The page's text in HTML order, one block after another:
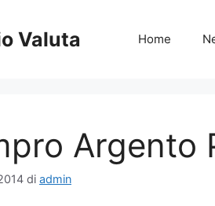
Valuta Home
Argento
di admin